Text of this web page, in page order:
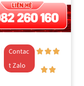
Contac
t Zalo